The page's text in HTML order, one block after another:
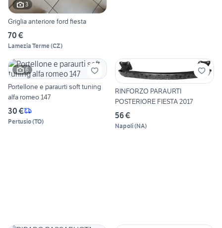
3
Griglia anteriore ford fiesta
70 €
Lamezia Terme(CZ)
6
Portellone e paraurti soft tuning
alfa romeo 147
30 €
Pertusio(TO)
RINFORZO PARAURTI
POSTERIORE FIESTA 2017
56 €
Napoli(NA)